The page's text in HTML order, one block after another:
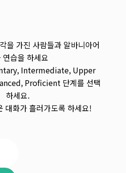
을 가진 사람들과 알바니아어
연습을 하세요
Intermediate, Upper
Proficient 단계를 선택
하세요.
대화가 흘러가도록 하세요!